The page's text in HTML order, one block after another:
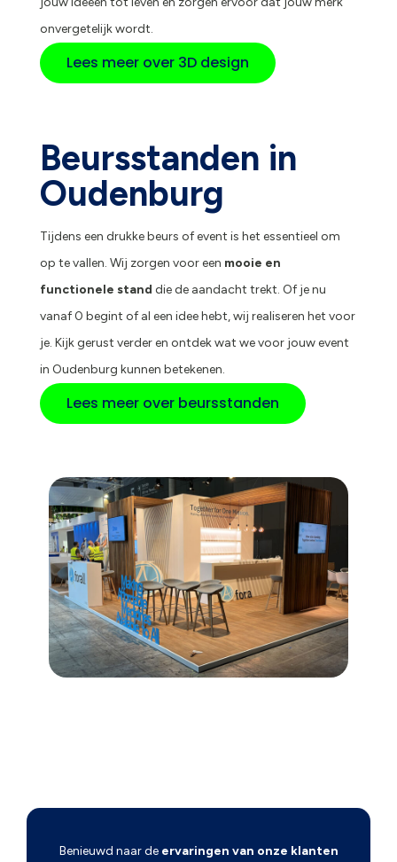
onvergetelijk wordt.
Lees meer over 3D design
Beursstanden in
Oudenburg
Tijdens een drukke beurs of event is het essentieel om
op te vallen. Wij zorgen voor een mooie en
functionele stand die de aandacht trekt. Of je nu
vanaf 0 begint of al een idee hebt, wij realiseren het voor
je. Kijk gerust verder en ontdek wat we voor jouw event
in Oudenburg kunnen betekenen.
Lees meer over beursstanden
Benieuwd naar de ervaringen van onze klanten